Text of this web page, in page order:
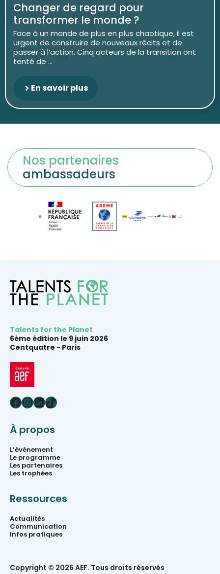
Changer de regard pour
transformer le monde ?
Face à un monde de plus en plus chaotique, il est
urgent de construire de nouveaux récits et de
passer à l’action. Cinq acteurs de la transition ont
tenté de ...
En savoir plus
Nos partenaires
ambassadeurs
Talents for the Planet
6ème édition le 9 juin 2026
Centquatre - Paris
Facebook
Instagram
LinkedIn
TikTok
À propos
L’événement
Le programme
Les partenaires
Les trophées
Ressources
Actualités
Communication
Infos pratiques
Copyright © 2026 AEF. Tous droits réservés